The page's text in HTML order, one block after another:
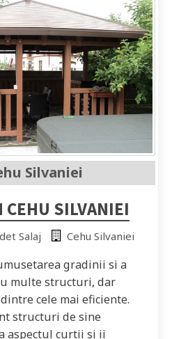
Silvaniei
CEHU SILVANIEI
Salaj Cehu Silvaniei
gradinii si a
multe structuri, dar
cele mai eficiente.
structuri de sine
aspectul curtii si ii